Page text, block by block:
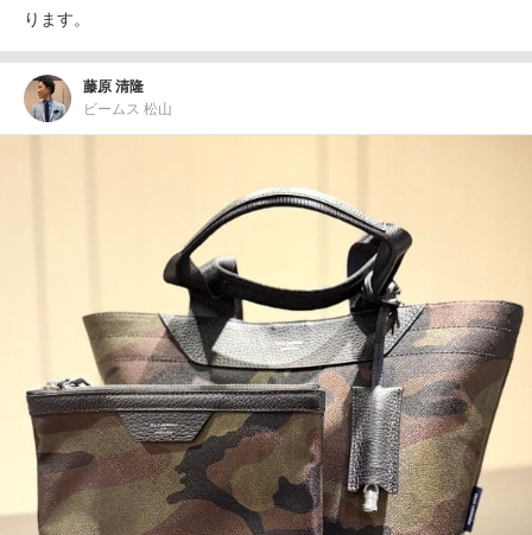
ります。
藤原 清隆
ビームス 松山